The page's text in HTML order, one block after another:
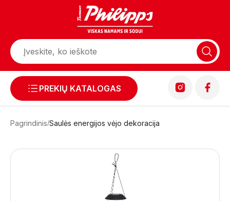
PREKIŲ KATALOGAS
Pagrindinis Saulės energijos vėjo dekoracija